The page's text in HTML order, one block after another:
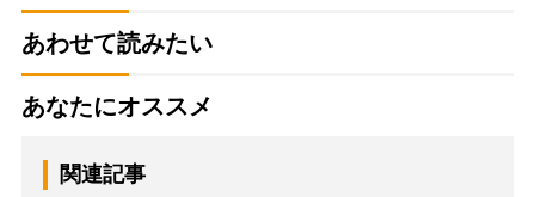
あわせて読みたい
あなたにオススメ
関連記事